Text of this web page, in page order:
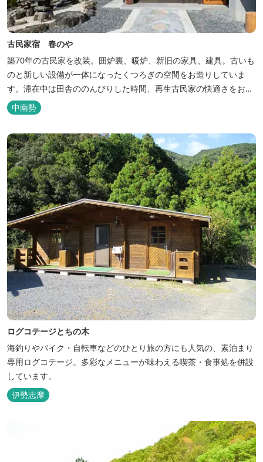
古民家宿 春のや
築70年の古民家を改装。囲炉裏、暖炉、新旧の家具、建具。古いも
のと新しい設備が一体になったくつろぎの空間をお造りしていま
す。滞在中は田舎ののんびりした時間、再生古民家の快適さをお楽
しみください。 【時間】 《 チェックイン 》 15：00～20：00の間
にお願いいたします。 《 チェックアウト 》 10：00まで 【御利用
料金】 一日一組様１棟貸し（定員５名） 一...
中南勢
ログコテージとちの木
海釣りやバイク・自転車などのひとり旅の方にも人気の、素泊まり
専用ログコテージ。多彩なメニューが味わえる喫茶・食事処を併設
しています。
伊勢志摩